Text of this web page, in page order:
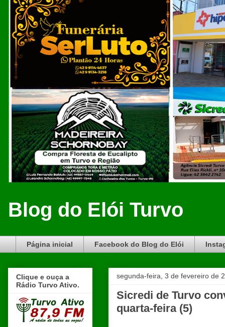
Blog do Elói Turvo
Página inicial Facebook do Blog do Elói
segunda-feira, 3 de fevereiro de
Sicredi de Turvo
quarta-feira (5)
Clique e ouça a
Rádio Turvo Ativo.